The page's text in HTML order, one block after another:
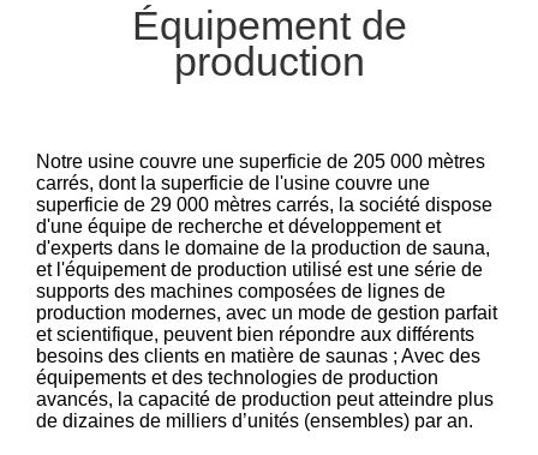
Équipement de
production
Notre usine couvre une superficie de 205 000 mètres
carrés, dont la superficie de l'usine couvre une
superficie de 29 000 mètres carrés, la société dispose
d'une équipe de recherche et développement et
d'experts dans le domaine de la production de sauna,
et l'équipement de production utilisé est une série de
supports des machines composées de lignes de
production modernes, avec un mode de gestion parfait
et scientifique, peuvent bien répondre aux différents
besoins des clients en matière de saunas ; Avec des
équipements et des technologies de production
avancés, la capacité de production peut atteindre plus
de dizaines de milliers d’unités (ensembles) par an.